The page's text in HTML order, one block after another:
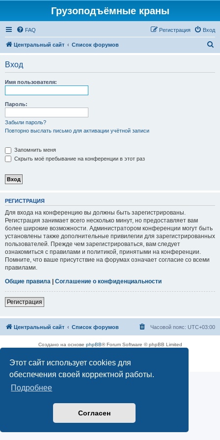
Этот сайт использует cookies для
обеспечения своей корректной работы.
Подробнее
Согласен
Грузоподъёмные краны
FAQ Вход
Регистрация
Центральный сайт Список форумов
Вход
Имя пользователя:
Пароль:
Забыли пароль?
Повторно выслать письмо для активации учётной записи
Запомнить меня
Скрыть моё пребывание на конференции в этот раз
РЕГИСТРАЦИЯ
Для входа на конференцию вы должны быть зарегистрированы.
Регистрация занимает всего несколько минут, но предоставляет вам
более широкие возможности. Администратором конференции могут быть
установлены также дополнительные привилегии для зарегистрированных
пользователей. Прежде чем зарегистрироваться, вам следует
ознакомиться с правилами и политикой, принятыми на конференции.
Помните, что ваше присутствие на форумах означает согласие со всеми
правилами.
Общие правила | Соглашение о конфиденциальности
Регистрация
Центральный сайт Список форумов Часовой пояс: UTC+03:00
Создано на основе phpBB® Forum Software © phpBB Limited
Конфиденциальность|Правила